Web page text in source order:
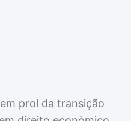
prol da transição